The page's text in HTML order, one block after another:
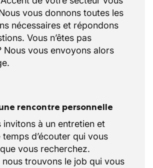
vous donnons toutes les
nécessaires et répondons
Vous n’êtes pas
Nous vous envoyons alors
rencontre personnelle
invitons à un entretien et
temps d’écouter qui vous
vous recherchez.
nous trouvons le job qui vous